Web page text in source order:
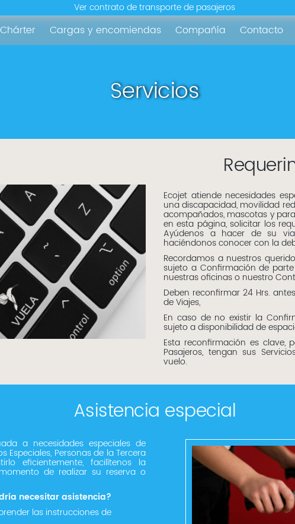
Ver contrato de transporte de pasajeros
Chárter Cargas y encomiendas Compañía Contacto
Servicios
Ecojet atiende necesidades
una discapacidad, movilidad
acompañados, mascotas y
en esta página, solicitar los
Ayúdenos a hacer de su
haciéndonos conocer con la
Recordamos a nuestros
sujeto a Confirmación de
nuestras oficinas o nuestro
Deben reconfirmar 24 Hrs.
de Viajes,
En caso de no existir la
sujeto a disponibilidad de
Esta reconfirmación es clave,
Pasajeros, tengan sus
vuelo.
Asistencia especial
a necesidades especiales de
Personas de la Tercera
eficientemente, facilítenos la
de realizar su reserva o
necesitar asistencia?
las instrucciones de